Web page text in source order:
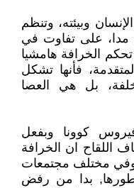
وبيئته، وتنظم
مدا، على تفاوت في
الخرافة هامشيا
فأنها تشكل
بل هي العصا
كوونا وبفعل
اللقاح ان الخرافة
وفي مختلف مجتمعات
بدا من رفض